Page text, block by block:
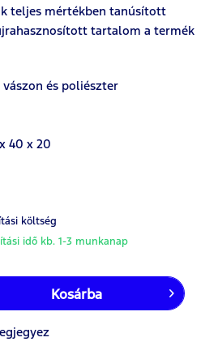
teljes mértékben tanúsított
tartalom a termék
és poliészter
40 x 20
költség
idő kb. 1-3 munkanap
Kosárba